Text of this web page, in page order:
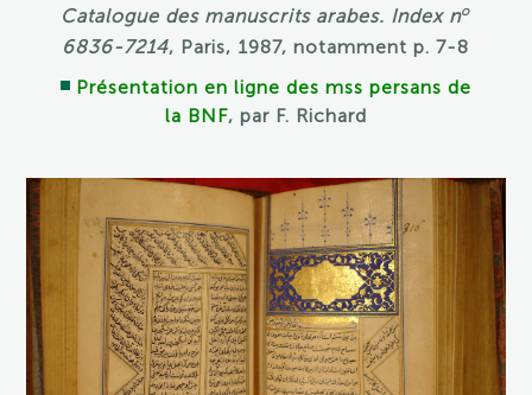
Catalogue des manuscrits arabes. Index no
6836-7214, Paris, 1987, notamment p. 7-8
Présentation en ligne des mss persans de
la BNF, par F. Richard